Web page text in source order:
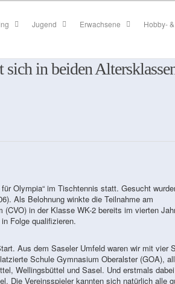
Jugend Erwachsene Hobby-
in beiden
Olympia“ im Tischtennis statt. Gesucht
Als Belohnung winkte die Teilnahme am
in der Klasse WK-2 bereits im vierten
Folge qualifizieren.
Aus dem Saseler Umfeld waren wir mit vier
Schule Gymnasium Oberalster (GOA),
Wellingsbüttel und Sasel. Und erstmals
Die Vereinsspieler kannten sich natürlich alle